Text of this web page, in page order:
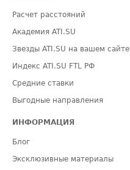
Расчет расстояний
Академия ATI.SU
Звезды ATI.SU на вашем сайте
Индекс ATI.SU FTL РФ
Средние ставки
Выгодные направления
ИНФОРМАЦИЯ
Блог
Эксклюзивные материалы